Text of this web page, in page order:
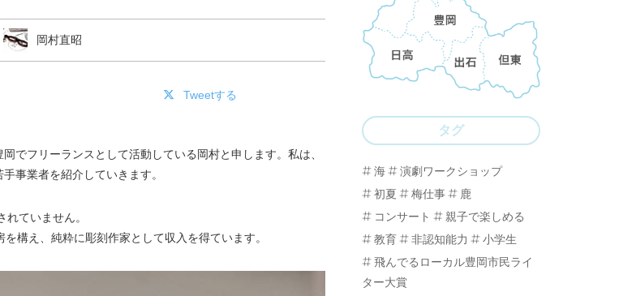
岡村直昭
Tweetする
でフリーランスとして活動している岡村と申します。私は、
事業者を紹介していきます。
ていません。
構え、純粋に彫刻作家として収入を得ています。
タグ
海
演劇ワークショップ
初夏
梅仕事
鹿
コンサート
親子で楽しめる
教育
非認知能力
小学生
飛んでるローカル豊岡市民ライ
ター大賞